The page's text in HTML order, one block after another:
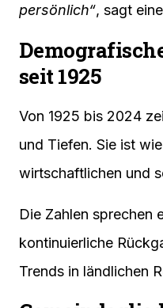
persönlich“, sagt
seit 1925
Von 1925 bis 2024
und Tiefen. Sie ist
wirtschaftlichen und
Die Zahlen sprechen
kontinuierliche
Trends in ländlichen